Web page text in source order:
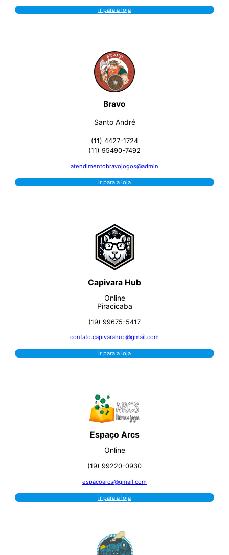
ir para a loja
Bravo
Santo André
(11) 4427-1724
(11) 95490-7492
atendimentobravojogos@admin
ir para a loja
Capivara Hub
Online
Piracicaba
(19) 99675-5417
contato.capivarahub@gmail.com
ir para a loja
Espaço Arcs
Online
(19) 99220-0930
espacoarcs@gmail.com
ir para a loja